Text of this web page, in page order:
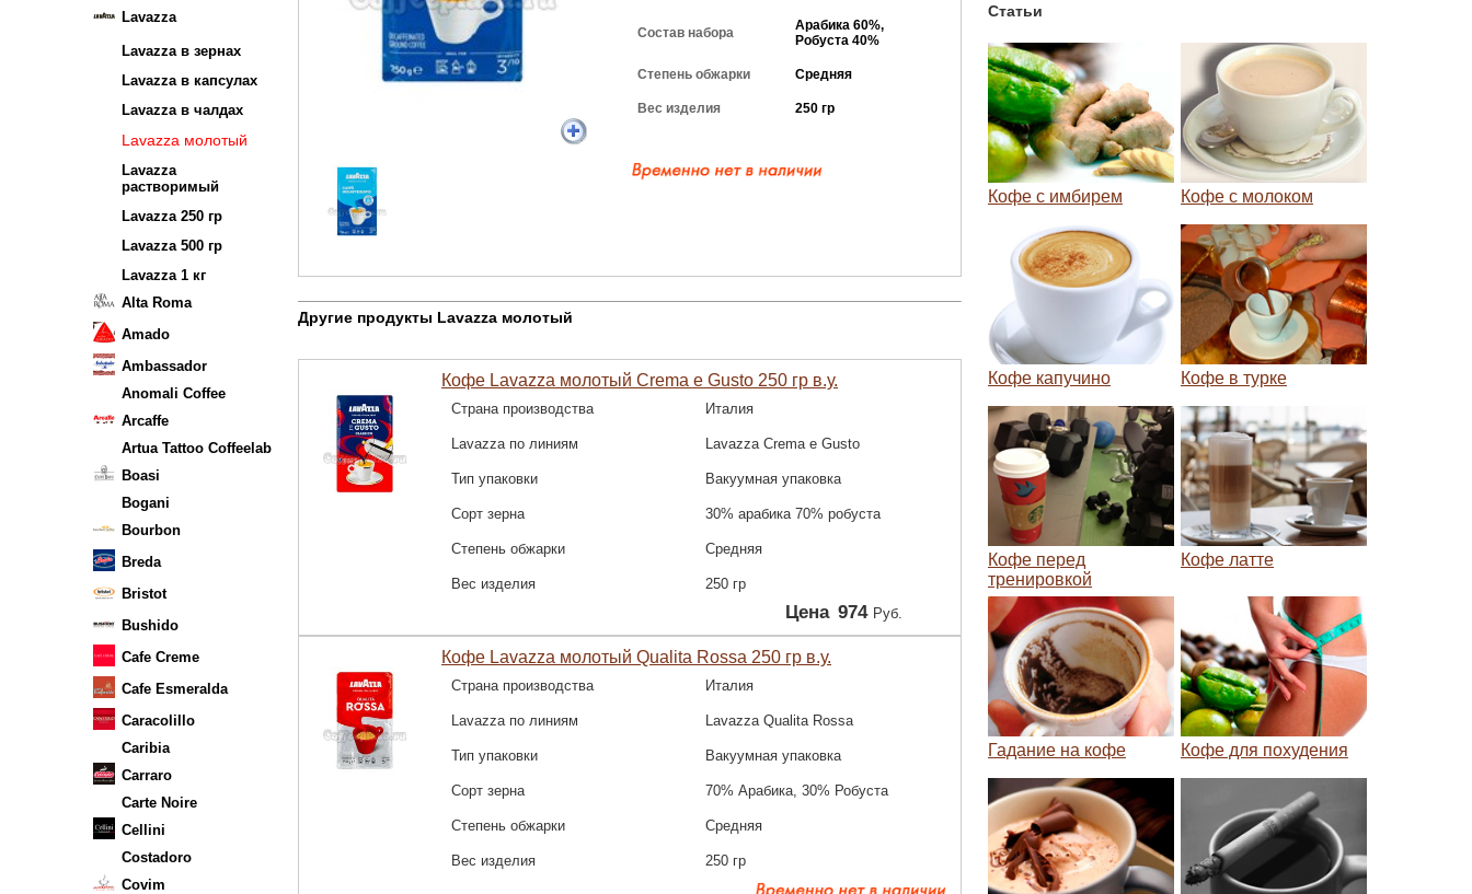
Lavazza
Lavazza в зернах
Lavazza в капсулах
Lavazza в чалдах
Lavazza молотый
Lavazza
растворимый
Lavazza 250 гр
Lavazza 500 гр
Lavazza 1 кг
Alta Roma
Amado
Ambassador
Anomali Coffee
Arcaffe
Artua Tattoo Coffeelab
Boasi
Bogani
Bourbon
Breda
Bristot
Bushido
Cafe Creme
Cafe Esmeralda
Caracolillo
Caribia
Carraro
Carte Noire
Cellini
Costadoro
Covim
Состав набора
Арабика 60%,
Робуста 40%
Степень обжарки Средняя
Вес изделия 250 гр
Другие продукты Lavazza молотый
Кофе Lavazza молотый Crema e Gusto 250 гр в.у.
Страна производства Италия
Lavazza по линиям Lavazza Crema e Gusto
Тип упаковки Вакуумная упаковка
Сорт зерна 30% арабика 70% робуста
Степень обжарки Средняя
Вес изделия 250 гр
Цена 974 Руб.
Кофе Lavazza молотый Qualita Rossa 250 гр в.у.
Страна производства Италия
Lavazza по линиям Lavazza Qualita Rossa
Тип упаковки Вакуумная упаковка
Сорт зерна 70% Арабика, 30% Робуста
Степень обжарки Средняя
Вес изделия 250 гр
Статьи
Кофе с имбирем Кофе с молоком
Кофе капучино Кофе в турке
Кофе перед
тренировкой
Кофе латте
Гадание на кофе Кофе для похудения